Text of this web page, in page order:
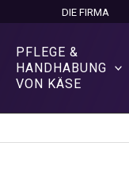
DIE FIRMA
PFLEGE &
HANDHABUNG
VON KÄSE